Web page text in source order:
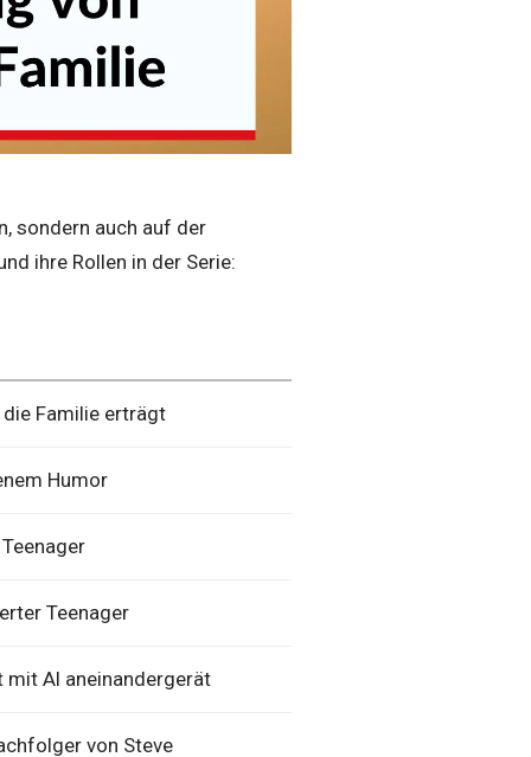
sondern auch auf der
ihre Rollen in der Serie:
die Familie erträgt
Humor
Teenager
mit Al aneinandergerät
von Steve